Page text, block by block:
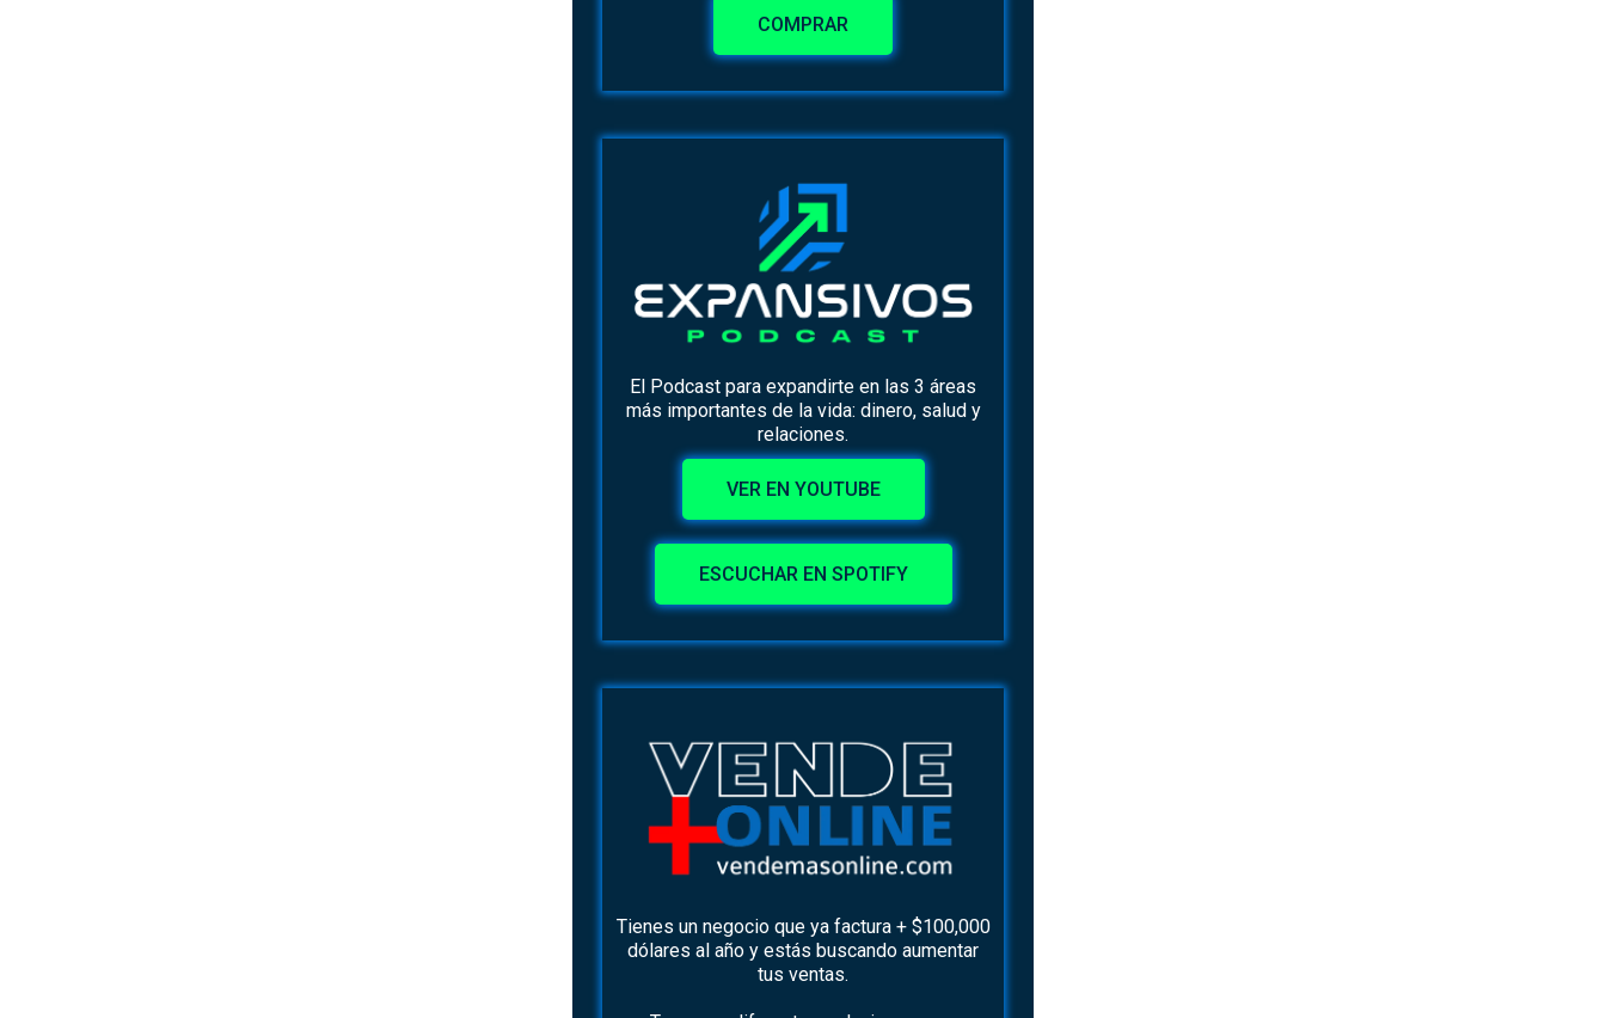
COMPRAR
El Podcast para expandirte en las 3 áreas
más importantes de la vida: dinero, salud y
relaciones.
VER EN YOUTUBE
ESCUCHAR EN SPOTIFY
Tienes un negocio que ya factura + $100,000
dólares al año y estás buscando aumentar
tus ventas.